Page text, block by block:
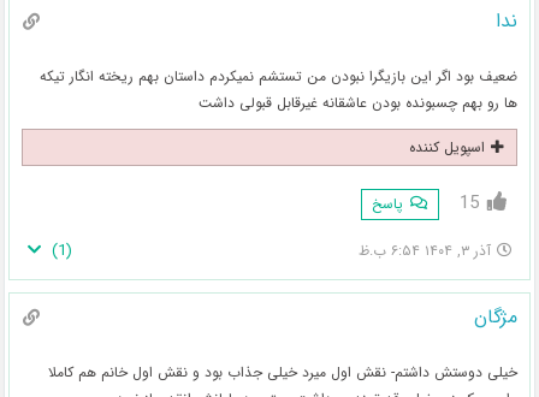
ندا
ضعیف بود اگر این بازیگرا نبودن من تستشم نمیکردم داستان بهم ریخته انگار تیکه
ها رو بهم چسبونده بودن عاشقانه غیرقابل قبولی داشت
اسپویل کننده
15 پاسخ
آذر ۳, ۱۴۰۴ ۶:۵۴ ب.ظ (
1
)
مژگان
خیلی دوستش داشتم- نقش اول میرد خیلی جذاب بود و نقش اول خانم هم کاملا